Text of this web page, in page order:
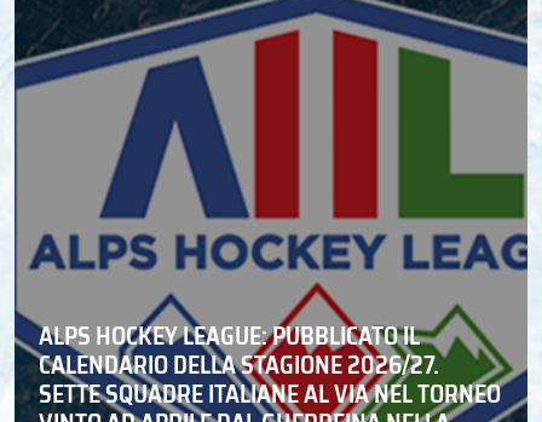
ALPS HOCKEY LEAGUE: PUBBLICATO IL
CALENDARIO DELLA STAGIONE 2026/27.
SETTE SQUADRE ITALIANE AL VIA NEL TORNEO